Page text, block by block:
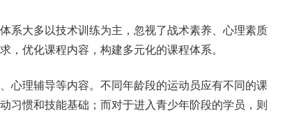
系大多以技术训练为主，忽视了战术素养、心理素质
，优化课程内容，构建多元化的课程体系。
心理辅导等内容。不同年龄段的运动员应有不同的课
习惯和技能基础；而对于进入青少年阶段的学员，则